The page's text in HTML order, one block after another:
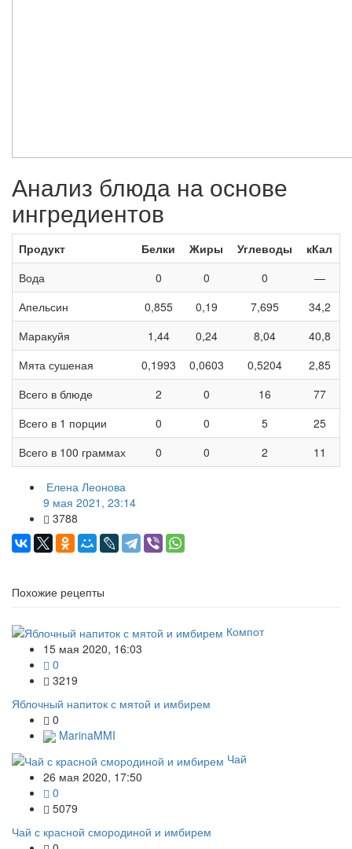
Анализ блюда на основе
ингредиентов
Продукт Белки Жиры Углеводы
кКал
Вода
0 0 0
—
Апельсин
0,855 0,19 7,695
34,2
Маракуйя
1,44 0,24 8,04
40,8
Мята сушеная
0,1993 0,0603 0,5204
2,85
Всего в блюде
2 0 16
77
Всего в 1 порции
0 0 5
25
Всего в 100 граммах
0 0 2 11
Елена Леонова
9 мая 2021, 23:14
3788
Похожие рецепты
Компот
15 мая 2020, 16:03
0
3219
Яблочный напиток с мятой и имбирем
0
MarinaMMI
Чай
26 мая 2020, 17:50
0
5079
Чай с красной смородиной и имбирем